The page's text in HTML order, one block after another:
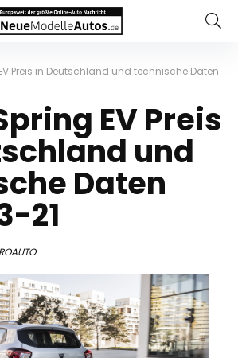
Preis in Deutschland und technische Daten
EV Preis
und
Daten
21